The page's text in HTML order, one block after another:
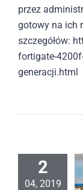
przez
gotowy na ich
szczegółów:
fortigate-
generacji.html
2
04, 2019